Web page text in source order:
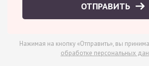
ОТПРАВИТЬ
Нажимая на кнопку «Отправить», вы
обработке персональных